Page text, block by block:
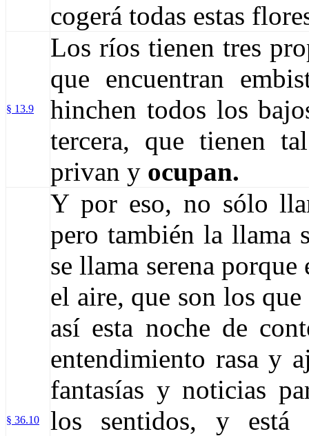
cogerá todas estas
§ 13.9
Los ríos tienen tres
que encuentran
hinchen todos los
tercera, que tienen
privan y ocupan.
§ 36.10
Y por eso, no sólo
pero también la llama
se llama serena
el aire, que son los que
así esta noche de
entendimiento rasa y
fantasías y noticias
los sentidos, y está